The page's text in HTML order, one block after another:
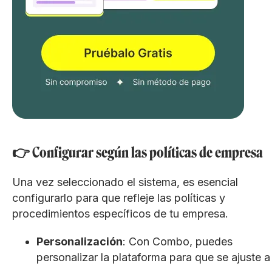
👉 Configurar según las políticas de empresa
Una vez seleccionado el sistema, es esencial
configurarlo para que refleje las políticas y
procedimientos específicos de tu empresa.
Personalización: Con Combo, puedes
personalizar la plataforma para que se ajuste a